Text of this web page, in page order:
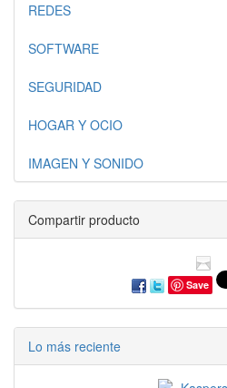
REDES
SOFTWARE
SEGURIDAD
HOGAR Y OCIO
IMAGEN Y SONIDO
Compartir producto
Save
Lo más reciente